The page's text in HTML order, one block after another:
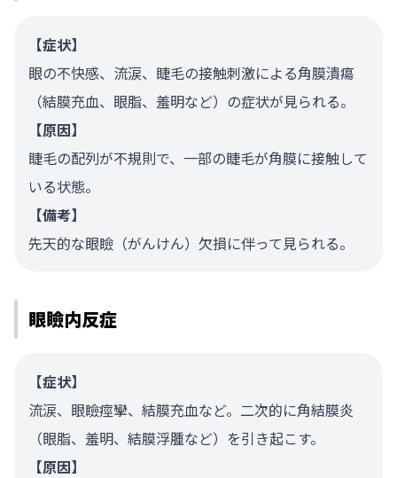
【症状】
眼の不快感、流涙、睫毛の接触刺激による角膜潰瘍
（結膜充血、眼脂、羞明など）の症状が見られる。
【原因】
睫毛の配列が不規則で、一部の睫毛が角膜に接触して
いる状態。
【備考】
先天的な眼瞼（がんけん）欠損に伴って見られる。
眼瞼内反症
【症状】
流涙、眼瞼痙攣、結膜充血など。二次的に角結膜炎
（眼脂、羞明、結膜浮腫など）を引き起こす。
【原因】